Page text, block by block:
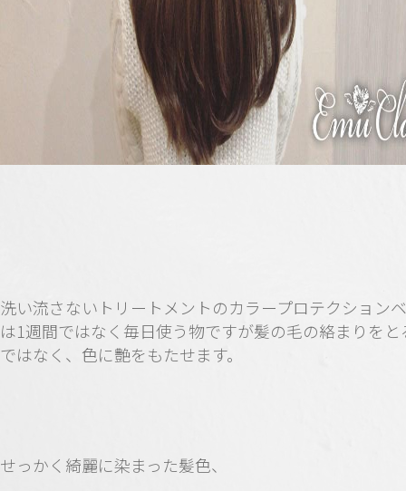
洗い流さないトリートメントのカラープロテクション
は1週間ではなく毎日使う物ですが髪の毛の絡まりをと
ではなく、色に艶をもたせます。
せっかく綺麗に染まった髪色、